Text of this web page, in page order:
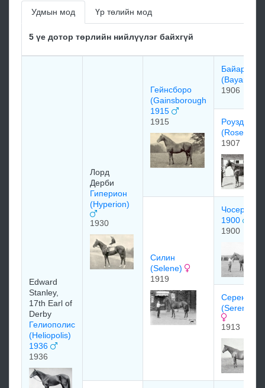
Удмын мод Үр төлийн мод
5 үе дотор төрлийн нийлүүлэг байхгүй
Edward
Stanley,
17th Earl of
Derby
Гелиополис
(Heliopolis)
1936
1936
Лоpд
Дepби
Гиперион
(Hyperion)
1930
Гейнсборо
(Gainsborough
1915
1915
Бaйaрдо
(Bayardo)
1906
Рoуздрoп
1907
Силин
(Selene)
1919
Чосер
1900
1900
1913